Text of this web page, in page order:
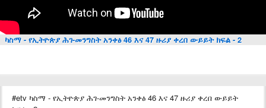
ካስማ - የኢትዮጵያ ሕገ-መንግስት አንቀፅ 46 እና 47 ዙሪያ ቀረበ ውይይት ክፍል - 2
#etv ካስማ - የኢትዮጵያ ሕገ-መንግስት አንቀፅ 46 እና 47 ዙሪያ ቀረበ ውይይት